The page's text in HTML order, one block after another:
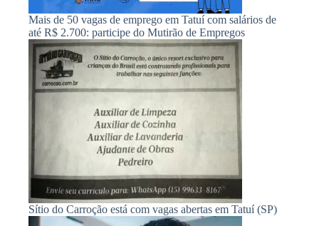
Mais de 50 vagas de emprego em Tatuí com salários de
até R$ 2.700: participe do Mutirão de Empregos
Sítio do Carroção está com vagas abertas em Tatuí (SP)